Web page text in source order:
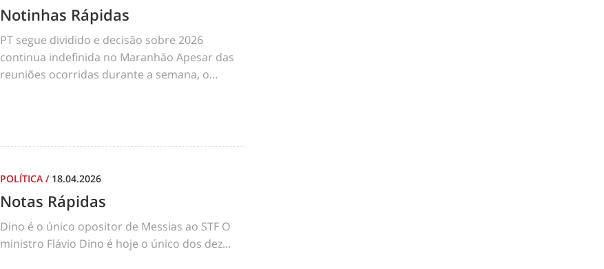
Notinhas Rápidas
PT segue dividido e decisão sobre 2026
continua indefinida no Maranhão Apesar das
reuniões ocorridas durante a semana, o...
POLÍTICA / 18.04.2026
Notas Rápidas
Dino é o único opositor de Messias ao STF O
ministro Flávio Dino é hoje o único dos dez...